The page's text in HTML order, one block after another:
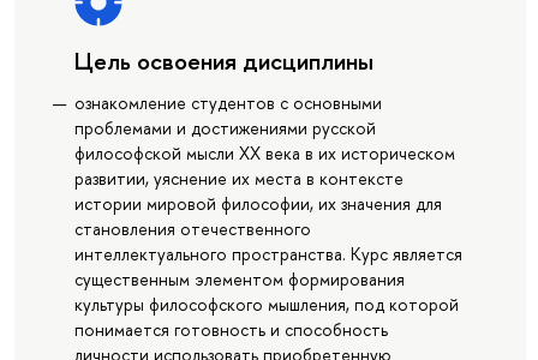
Цель освоения дисциплины
ознакомление студентов с основными
проблемами и достижениями русской
философской мысли XX века в их историческом
развитии, уяснение их места в контексте
истории мировой философии, их значения для
становления отечественного
интеллектуального пространства. Курс является
существенным элементом формирования
культуры философского мышления, под которой
понимается готовность и способность
личности использовать приобретенную